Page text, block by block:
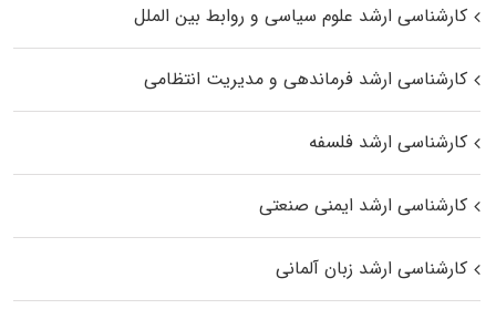
کارشناسی ارشد علوم سیاسی و روابط بین الملل
کارشناسی ارشد فرماندهی و مدیریت انتظامی
کارشناسی ارشد فلسفه
کارشناسی ارشد ایمنی صنعتی
کارشناسی ارشد زبان آلمانی